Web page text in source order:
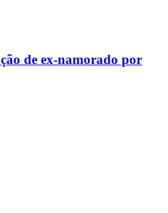
de ex-namorado por